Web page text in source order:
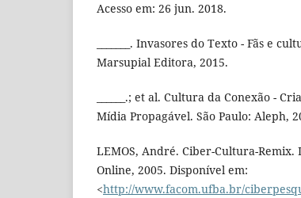
Acesso em: 26 jun. 2018.
_______. Invasores do Texto - Fãs e
Marsupial Editora, 2015.
______.; et al. Cultura da Conexão -
Mídia Propagável. São Paulo: Aleph,
LEMOS, André. Ciber-Cultura-Remix.
Online, 2005. Disponível em:
<http://www.facom.ufba.br/